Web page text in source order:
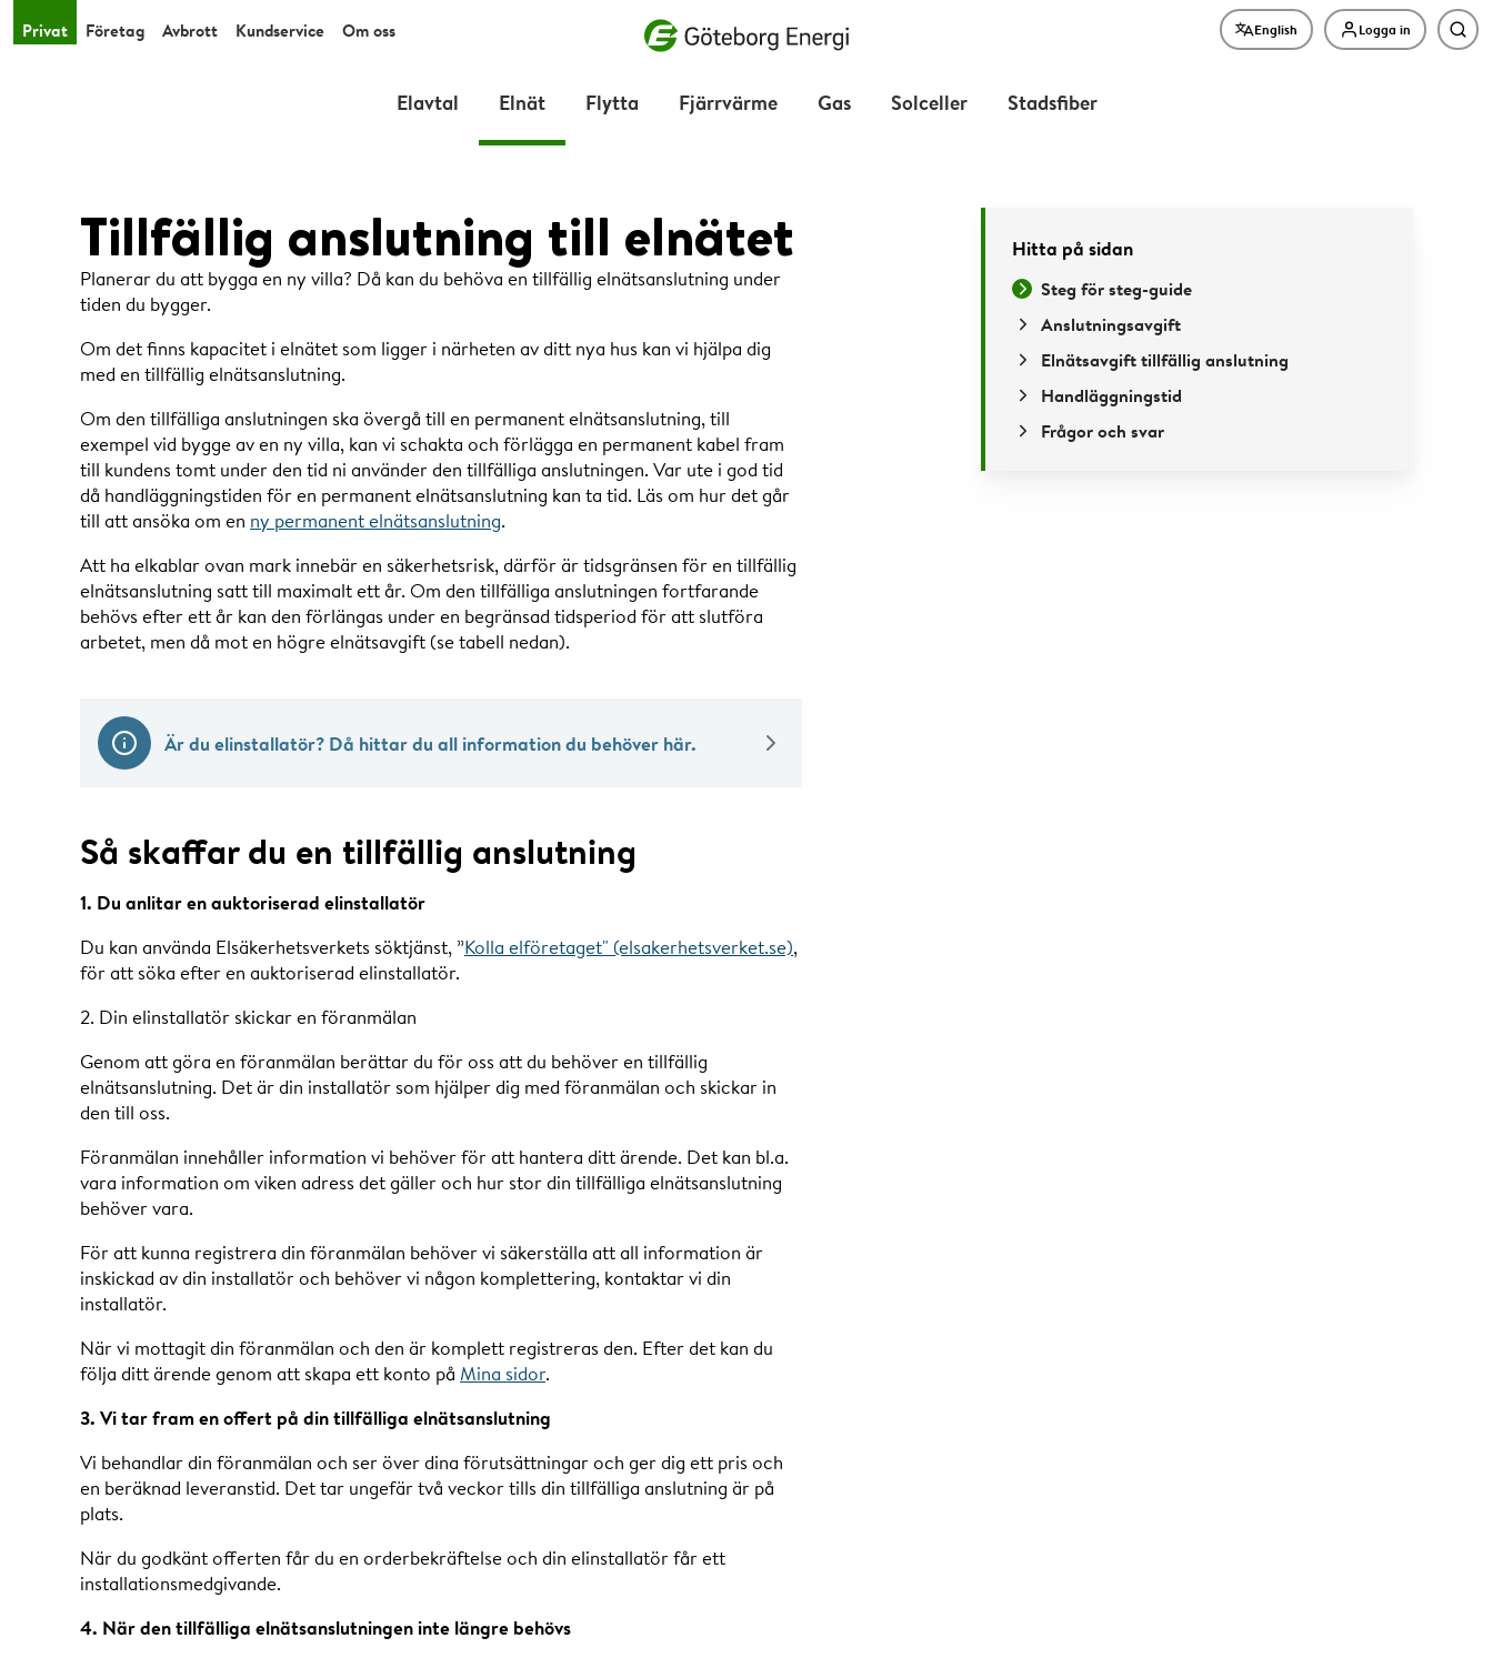
Vad vill du söka efter?
Privat Företag Avbrott Kundservice Om oss English Logga in
Elavtal Elnät Flytta Fjärrvärme Gas Solceller Stadsfiber
Tillfällig anslutning till elnätet Hitta på sidan
Steg för steg-guide
Anslutningsavgift
Elnätsavgift tillfällig anslutning
Handläggningstid
Frågor och svar
Planerar du att bygga en ny villa? Då kan du behöva en tillfällig elnätsanslutning under
tiden du bygger.
Om det finns kapacitet i elnätet som ligger i närheten av ditt nya hus kan vi hjälpa dig
med en tillfällig elnätsanslutning.
Om den tillfälliga anslutningen ska övergå till en permanent elnätsanslutning, till
exempel vid bygge av en ny villa, kan vi schakta och förlägga en permanent kabel fram
till kundens tomt under den tid ni använder den tillfälliga anslutningen. Var ute i god tid
då handläggningstiden för en permanent elnätsanslutning kan ta tid. Läs om hur det går
till att ansöka om en ny permanent elnätsanslutning.
Att ha elkablar ovan mark innebär en säkerhetsrisk, därför är tidsgränsen för en tillfällig
elnätsanslutning satt till maximalt ett år. Om den tillfälliga anslutningen fortfarande
behövs efter ett år kan den förlängas under en begränsad tidsperiod för att slutföra
arbetet, men då mot en högre elnätsavgift (se tabell nedan).
Är du elinstallatör? Då hittar du all information du behöver här.
Så skaffar du en tillfällig anslutning
1. Du anlitar en auktoriserad elinstallatör
Du kan använda Elsäkerhetsverkets söktjänst, ”Kolla elföretaget" (elsakerhetsverket.se),
för att söka efter en auktoriserad elinstallatör.
2. Din elinstallatör skickar en föranmälan
Genom att göra en föranmälan berättar du för oss att du behöver en tillfällig
elnätsanslutning. Det är din installatör som hjälper dig med föranmälan och skickar in
den till oss.
Föranmälan innehåller information vi behöver för att hantera ditt ärende. Det kan bl.a.
vara information om viken adress det gäller och hur stor din tillfälliga elnätsanslutning
behöver vara.
För att kunna registrera din föranmälan behöver vi säkerställa att all information är
inskickad av din installatör och behöver vi någon komplettering, kontaktar vi din
installatör.
När vi mottagit din föranmälan och den är komplett registreras den. Efter det kan du
följa ditt ärende genom att skapa ett konto på Mina sidor.
3. Vi tar fram en offert på din tillfälliga elnätsanslutning
Vi behandlar din föranmälan och ser över dina förutsättningar och ger dig ett pris och
en beräknad leveranstid. Det tar ungefär två veckor tills din tillfälliga anslutning är på
plats.
När du godkänt offerten får du en orderbekräftelse och din elinstallatör får ett
installationsmedgivande.
4. När den tillfälliga elnätsanslutningen inte längre behövs